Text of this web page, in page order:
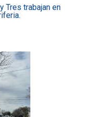
Tres trabajan en